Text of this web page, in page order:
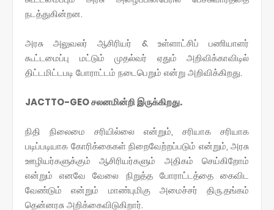
நடத்துகின்றன.
அரசு அலுவலர் ஆசிரியர் & உள்ளாட்சிப் பணியாளர்
கூட்டமைப்பு மட்டும் முதல்வர் ஏதும் அறிவிக்காவிடில்
திட்டமிட்டபடி போராட்டம் நடைபெறும் என்று அறிவிக்கிறது.
JACTTO-GEO சலனமின்றி இருக்கிறது.
நிதி நிலைமை சரியில்லை என்றும், சரியாக சரியாக
படிப்படியாக கோரிக்கைகள் நிறைவேற்றப்படும் என்றும், அரசு
ஊழியர்களுக்கும் ஆசிரியர்களும் அதிகம் செய்கிறோம்
என்றும் எனவே வேலை நிறுத்த போராட்டத்தை கைவிட
வேண்டும் என்றும் மாண்புமிகு அமைச்சர் திரு.தங்கம்
தென்னரசு அறிக்கைவிடுகிறார்.